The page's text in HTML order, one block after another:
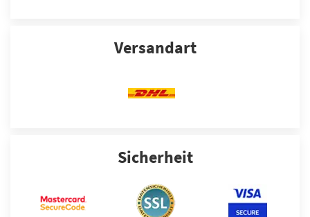
Versandart
Sicherheit